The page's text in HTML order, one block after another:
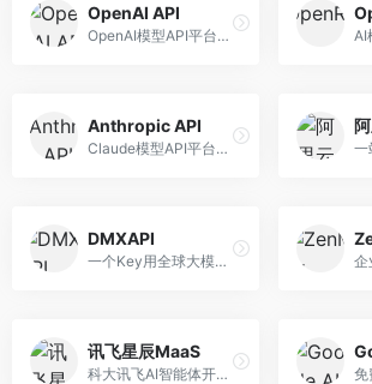
OpenAI API
OpenAI模型API平台，提供GPT系列模型服务。面向开发者，提供模型API、微调服务、Assistants API等，是AI开发领域的基础设施。
Anthropic API
Claude模型API平台，专注于安全可靠的AI服务。面向开发者，提供Claude系列模型API、安全特性、企业级服务等，API质量高。
DMXAPI
一个Key用全球大模型的聚合平台。面向开发者，提供多模型统一API、简化接入、成本控制等服务，接入便捷。
讯飞星辰MaaS
科大讯飞AI智能体开发平台，专注于企业级模型服务。面向企业用户，提供模型调用、智能体创建、行业解决方案等服务，中文能力突出。